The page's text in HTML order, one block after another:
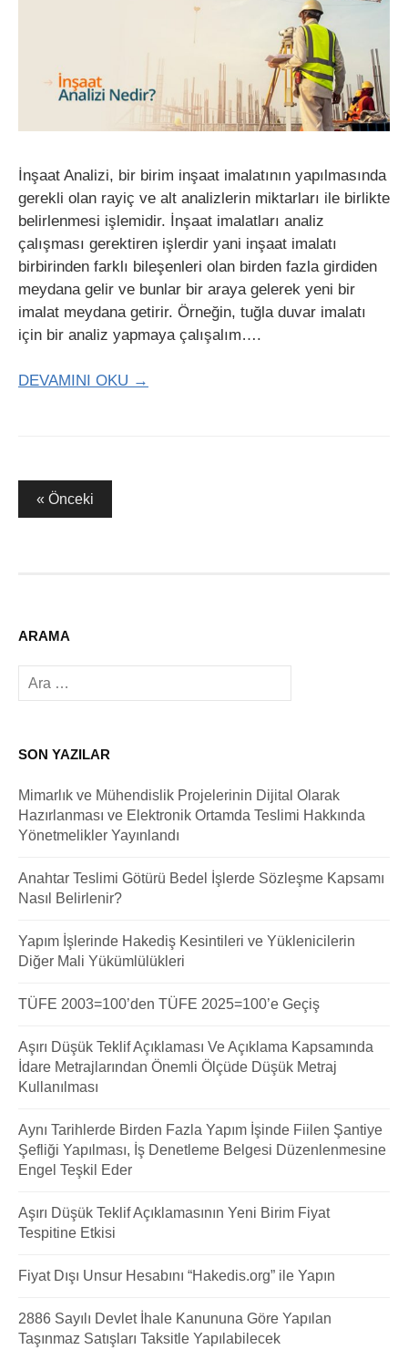
İnşaat Analizi, bir birim inşaat imalatının yapılmasında
gerekli olan rayiç ve alt analizlerin miktarları ile birlikte
belirlenmesi işlemidir. İnşaat imalatları analiz
çalışması gerektiren işlerdir yani inşaat imalatı
birbirinden farklı bileşenleri olan birden fazla girdiden
meydana gelir ve bunlar bir araya gelerek yeni bir
imalat meydana getirir. Örneğin, tuğla duvar imalatı
için bir analiz yapmaya çalışalım….
DEVAMINI OKU →
Yazı
« Önceki
ARAMA
Arama:
SON YAZILAR
Mimarlık ve Mühendislik Projelerinin Dijital Olarak
Hazırlanması ve Elektronik Ortamda Teslimi Hakkında
Yönetmelikler Yayınlandı
Anahtar Teslimi Götürü Bedel İşlerde Sözleşme Kapsamı
Nasıl Belirlenir?
Yapım İşlerinde Hakediş Kesintileri ve Yüklenicilerin
Diğer Mali Yükümlülükleri
TÜFE 2003=100’den TÜFE 2025=100’e Geçiş
Aşırı Düşük Teklif Açıklaması Ve Açıklama Kapsamında
İdare Metrajlarından Önemli Ölçüde Düşük Metraj
Kullanılması
Aynı Tarihlerde Birden Fazla Yapım İşinde Fiilen Şantiye
Şefliği Yapılması, İş Denetleme Belgesi Düzenlenmesine
Engel Teşkil Eder
Aşırı Düşük Teklif Açıklamasının Yeni Birim Fiyat
Tespitine Etkisi
Fiyat Dışı Unsur Hesabını “Hakedis.org” ile Yapın
2886 Sayılı Devlet İhale Kanununa Göre Yapılan
Taşınmaz Satışları Taksitle Yapılabilecek